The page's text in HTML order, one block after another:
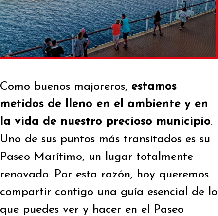
Como buenos majoreros, estamos
metidos de lleno en el ambiente y en
la vida de nuestro precioso municipio.
Uno de sus puntos más transitados es su
Paseo Marítimo, un lugar totalmente
renovado. Por esta razón, hoy queremos
compartir contigo una guía esencial de lo
que puedes ver y hacer en el Paseo